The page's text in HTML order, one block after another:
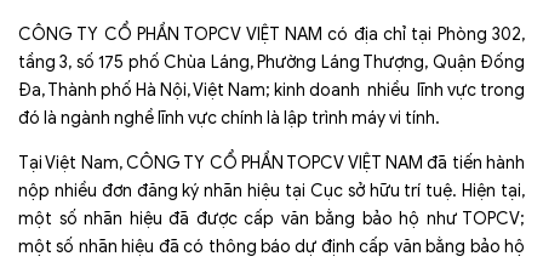
CÔNG TY CỔ PHẦN TOPCV VIỆT NAM có địa chỉ tại Phòng 302,
tầng 3, số 175 phố Chùa Láng, Phường Láng Thượng, Quận Đống
Đa, Thành phố Hà Nội, Việt Nam; kinh doanh nhiều lĩnh vực trong
đó là ngành nghề lĩnh vực chính là lập trình máy vi tính.
Tại Việt Nam, CÔNG TY CỔ PHẦN TOPCV VIỆT NAM đã tiến hành
nộp nhiều đơn đăng ký nhãn hiệu tại Cục sở hữu trí tuệ. Hiện tại,
một số nhãn hiệu đã được cấp văn bằng bảo hộ như TOPCV;
một số nhãn hiệu đã có thông báo dự định cấp văn bằng bảo hộ